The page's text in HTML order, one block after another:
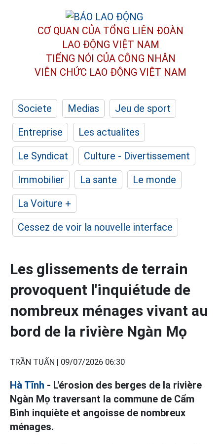
CƠ QUAN CỦA TỔNG LIÊN ĐOÀN
LAO ĐỘNG VIỆT NAM
TIẾNG NÓI CỦA CÔNG NHÂN
VIÊN CHỨC LAO ĐỘNG VIỆT NAM
Societe Medias
Jeu de sport
Entreprise
Les actualites
Le Syndicat
Culture - Divertissement
Immobilier
La sante
Le monde
La Voiture +
Cessez de voir la nouvelle interface
Les glissements de terrain
provoquent l'inquiétude de
nombreux ménages vivant au
bord de la rivière Ngàn Mọ
TRẦN TUẤN | 09/07/2026 06:30
Hà Tĩnh - L'érosion des berges de la rivière
Ngàn Mọ traversant la commune de Cẩm
Bình inquiète et angoisse de nombreux
ménages.